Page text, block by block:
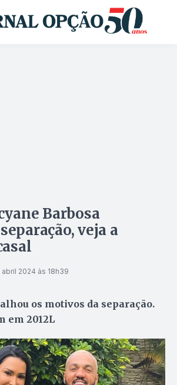
Barbosa
veja a
abril 2024 às 18h39
os motivos da separação.
em 2012L